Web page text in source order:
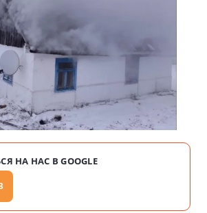
НА НАС В GOOGLE